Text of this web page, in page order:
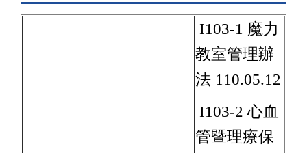
I103-1 魔力
教室管理辦
法 110.05.12
I103-2 心血
管暨理療保